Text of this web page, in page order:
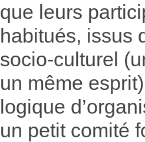
que leurs
habitués, issus
socio-culturel
un même
logique
un petit comité